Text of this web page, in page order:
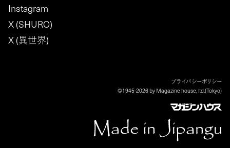
Instagram
X (SHURO)
X (異世界)
プライバシーポリシー
©1945-2026 by Magazine house, ltd.(Tokyo)